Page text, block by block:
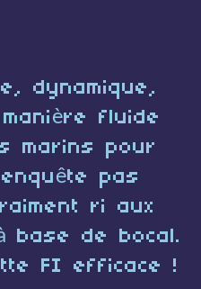
dynamique,
fluide
marins pour
pas
ri aux
base de bocal.
FI efficace !